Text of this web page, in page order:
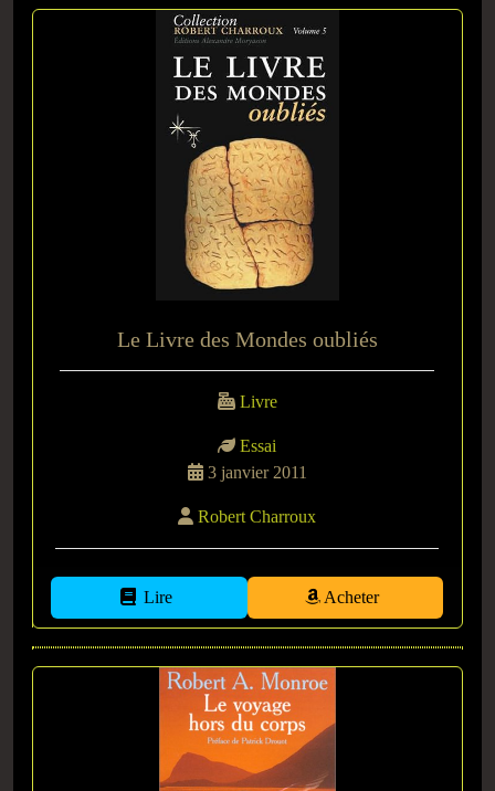
Le Livre des Mondes oubliés
Livre
Essai
3 janvier 2011
Robert Charroux
Lire Acheter